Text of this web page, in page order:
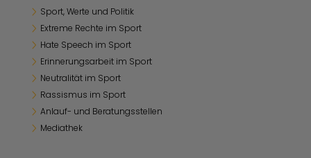
Sport, Werte und Politik
Extreme Rechte im Sport
Hate Speech im Sport
Erinnerungsarbeit im Sport
Neutralität im Sport
Rassismus im Sport
Anlauf- und Beratungsstellen
Mediathek